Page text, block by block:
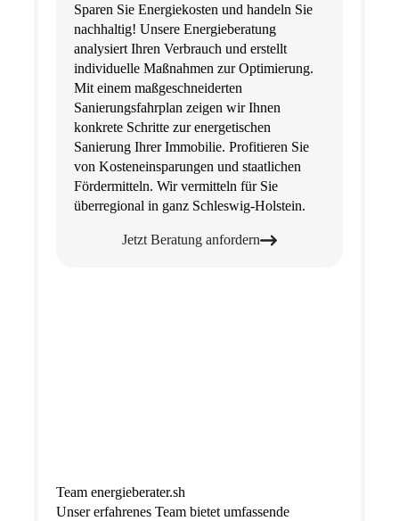
Sparen Sie Energiekosten und handeln Sie
nachhaltig! Unsere Energieberatung
analysiert Ihren Verbrauch und erstellt
individuelle Maßnahmen zur Optimierung.
Mit einem maßgeschneiderten
Sanierungsfahrplan zeigen wir Ihnen
konkrete Schritte zur energetischen
Sanierung Ihrer Immobilie. Profitieren Sie
von Kosteneinsparungen und staatlichen
Fördermitteln. Wir vermitteln für Sie
überregional in ganz Schleswig-Holstein.
Jetzt Beratung anfordern
Team energieberater.sh
Unser erfahrenes Team bietet umfassende